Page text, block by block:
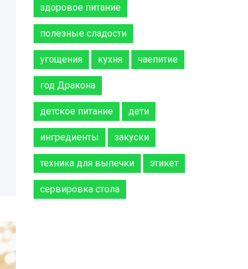
здоровое питание
полезные сладости
угощения кухня чаепитие
год Дракона
детское питание дети
ингредиенты закуски
техника для выпечки этикет
сервировка стола